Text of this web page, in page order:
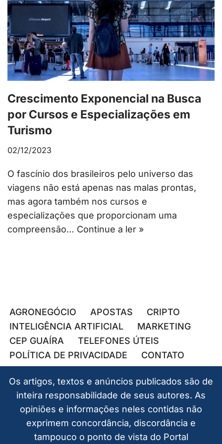
Crescimento Exponencial na Busca
por Cursos e Especializações em
Turismo
02/12/2023
O fascínio dos brasileiros pelo universo das
viagens não está apenas nas malas prontas,
mas agora também nos cursos e
especializações que proporcionam uma
compreensão… Continue a ler »
AGRONEGÓCIO APOSTAS
CRIPTO
INTELIGÊNCIA ARTIFICIAL
MARKETING
CEP GUAÍRA
TELEFONES ÚTEIS
POLÍTICA DE PRIVACIDADE
CONTATO
Os artigos, textos e anúncios publicados são de
inteira responsabilidade de seus autores. As
opiniões e informações neles contidas não
exprimem concordância, discordância e
tampouco o ponto de vista do Portal